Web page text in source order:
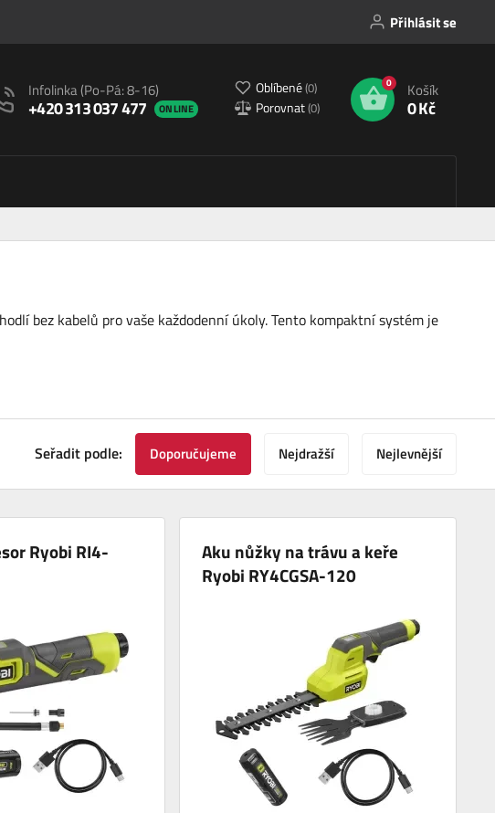
Přihlásit se
Infolinka(Po-Pá: 8-16)
+420 313 037 477 ONLINE
Oblíbené(0)
Porovnat(0)
0 Košík
0 Kč
bez kabelů pro vaše každodenní úkoly. Tento kompaktní systém je
Seřadit podle: Doporučujeme Nejdražší Nejlevnější
Ryobi RI4-
Aku nůžky na trávu a keře
Ryobi RY4CGSA-120